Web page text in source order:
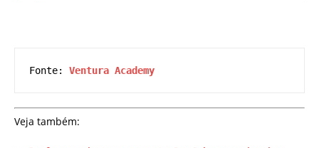
Fonte: Ventura Academy
Veja também: